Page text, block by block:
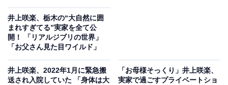
井上咲楽、栃木の“大自然に囲
まれすぎてる”実家を全て公
開！ 「リアルジブリの世界」
「お父さん見た目ワイルド」
井上咲楽、2022年1月に緊急搬
送され入院していた 「身体は大
「お母様そっくり」井上咲楽、
実家で過ごすプライベートショ